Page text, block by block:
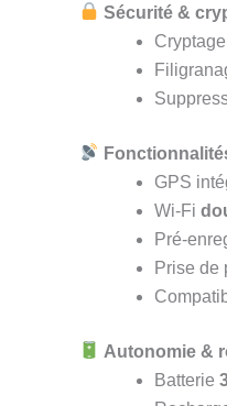
Sécurité &
Cryptage
GPS
Wi-Fi
Prise de
Autonomie &
Batterie